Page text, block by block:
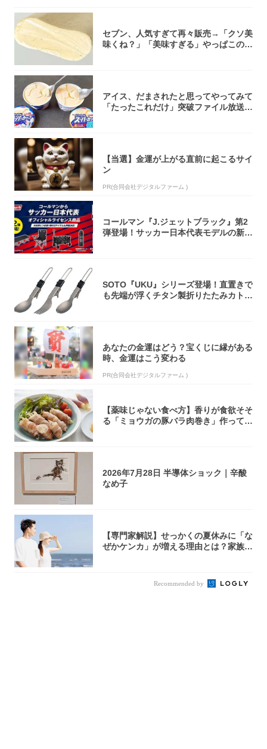
セブン、人気すぎて再々販売→「クソ美
味くね？」「美味すぎる」やっぱこのク
アイス、だまされたと思ってやってみて
「たったこれだけ」突破ファイル放送で
【当選】金運が上がる直前に起こるサイ
ン
PR(合同会社デジタルファーム )
コールマン『J.ジェットブラック』第2
弾登場！サッカー日本代表モデルの新作
SOTO『UKU』シリーズ登場！直置きで
も先端が浮くチタン製折りたたみカトラ
あなたの金運はどう？宝くじに縁がある
時、金運はこう変わる
PR(合同会社デジタルファーム )
【薬味じゃない食べ方】香りが食欲そそ
る「ミョウガの豚バラ肉巻き」作ってみ
2026年7月28日 半導体ショック｜辛酸
なめ子
【専門家解説】せっかくの夏休みに「な
ぜかケンカ」が増える理由とは？家族・
Recommended by